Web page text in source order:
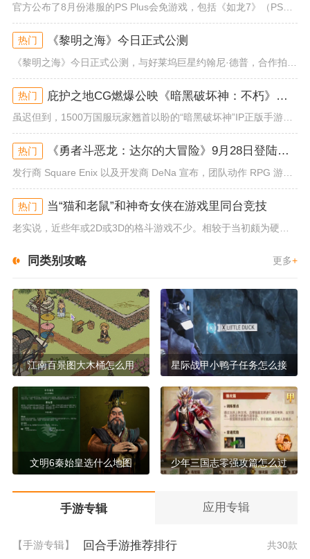
官方公布了8月份港服的PS Plus会免游戏，包括《如龙7》（PS4/PS5）、《小小梦魇》（PS4）、《托尼霍克职业滑...
热门 《黎明之海》今日正式公测
热门 庇护之地CG燃爆公映《暗黑破坏神：不朽》今日全平台上线
虽迟但到，1500万国服玩家翘首以盼的“暗黑破坏神”IP正版手游《暗黑破坏神：不朽》已于今日全平台上线！动作RPG王者再...
热门 《勇者斗恶龙：达尔的大冒险》9月28日登陆苹果谷歌应用商店
发行商 Square Enix 以及开发商 DeNa 宣布，团队动作 RPG 游戏《勇者斗恶龙：达尔的大冒险 魂之绊》将...
热门 当“猫和老鼠”和神奇女侠在游戏里同台竞技
同类别攻略 更多+
江南百景图大木桶怎么用 星际战甲小鸭子任务怎么接
文明6秦始皇选什么地图 少年三国志零强攻篇怎么过
手游专辑 应用专辑
【手游专辑】 回合手游推荐排行 共30款